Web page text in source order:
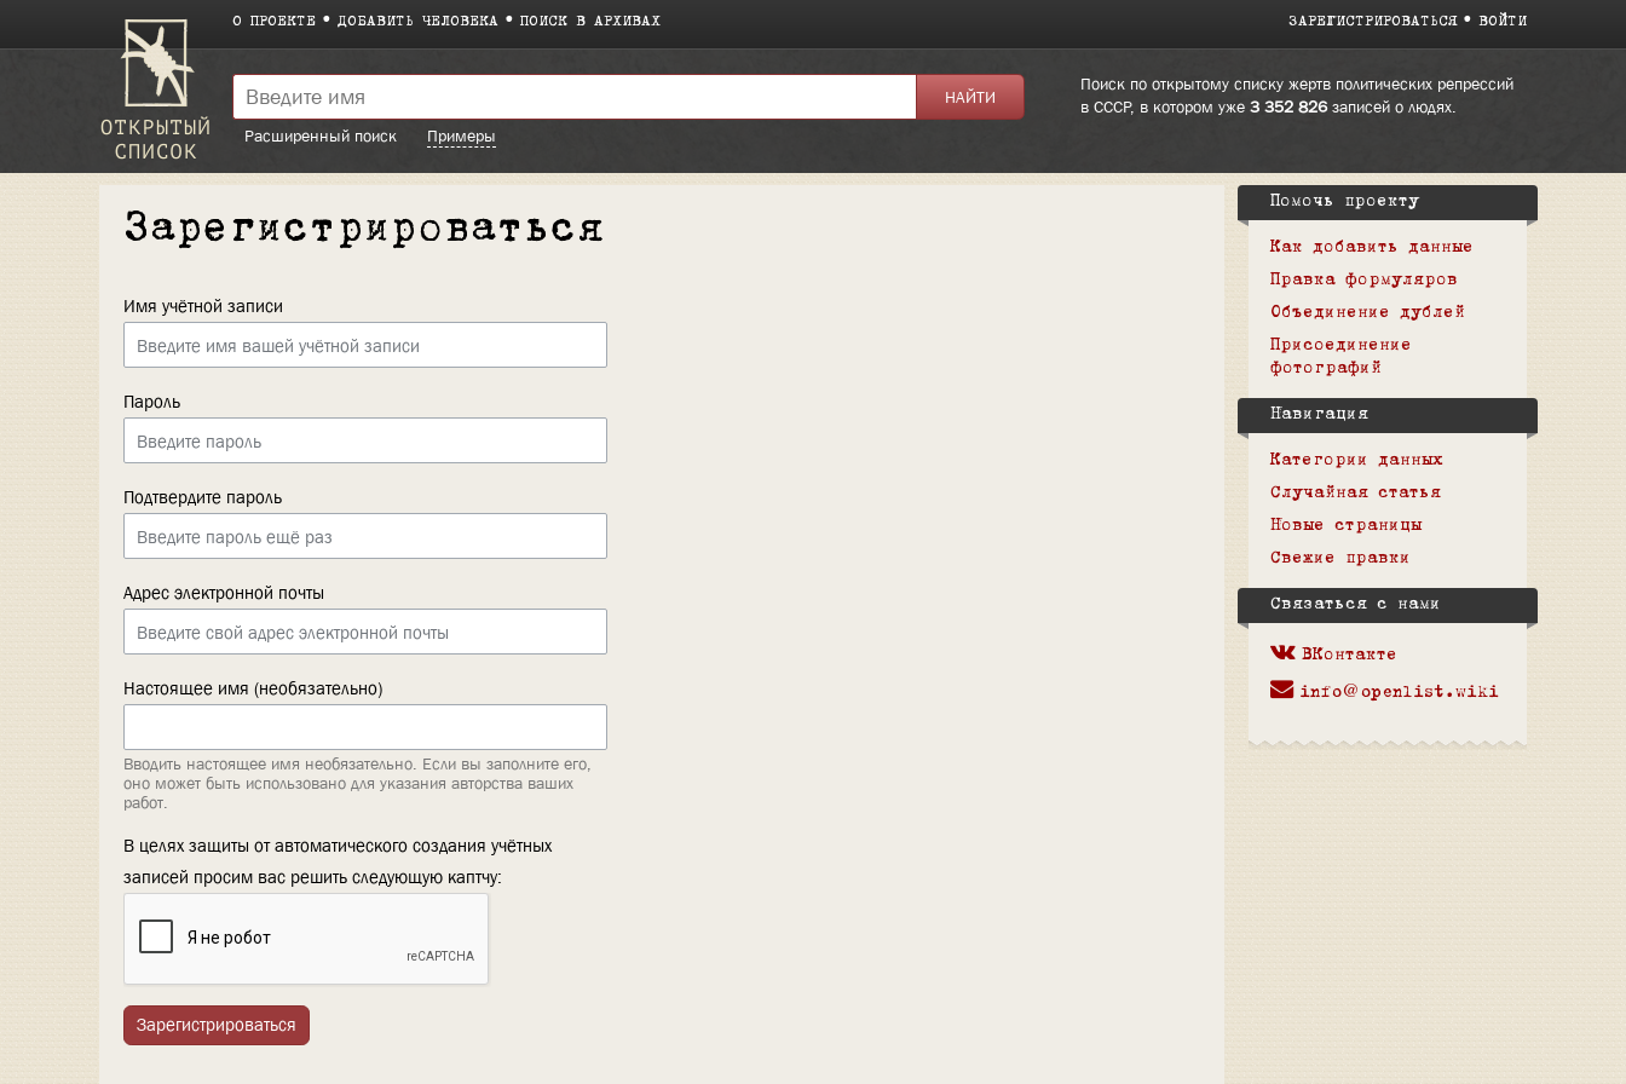
О ПРОЕКТЕ ДОБАВИТЬ ЧЕЛОВЕКА ПОИСК В АРХИВАХ ЗАРЕГИСТРИРОВАТЬСЯ ВОЙТИ
Поиск по открытому списку жертв политических репрессий
в СССР, в котором уже 3 352 826записей о людях.
Расширенный поиск
Примеры
Зарегистрироваться
Имя учётной записи
Пароль
Подтвердите пароль
Адрес электронной почты
Настоящее имя (необязательно)
Вводить настоящее имя необязательно. Если вы заполните его,
оно может быть использовано для указания авторства ваших
работ.
В целях защиты от автоматического создания учётных
записей просим вас решить следующую каптчу:
Зарегистрироваться
Помочь проекту
Как добавить данные
Правка формуляров
Объединение дублей
Присоединение
фотографий
Навигация
Категории данных
Случайная статья
Новые страницы
Свежие правки
Связаться с нами
ВКонтакте
info@openlist.wiki